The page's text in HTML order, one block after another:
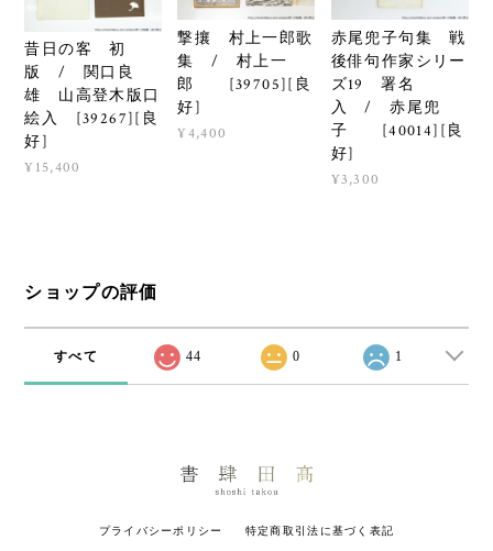
昔日の客 初
版 / 関口良
雄 山高登木版口
絵入 [39267][良
好]
¥15,400
撃攘 村上一郎歌
集 / 村上一
郎 [39705][良
好]
¥4,400
赤尾兜子句集 戦
後俳句作家シリー
ズ19 署名
入 / 赤尾兜
子 [40014][良
好]
¥3,300
ショップの評価
すべて 44 0 1
プライバシーポリシー 特定商取引法に基づく表記